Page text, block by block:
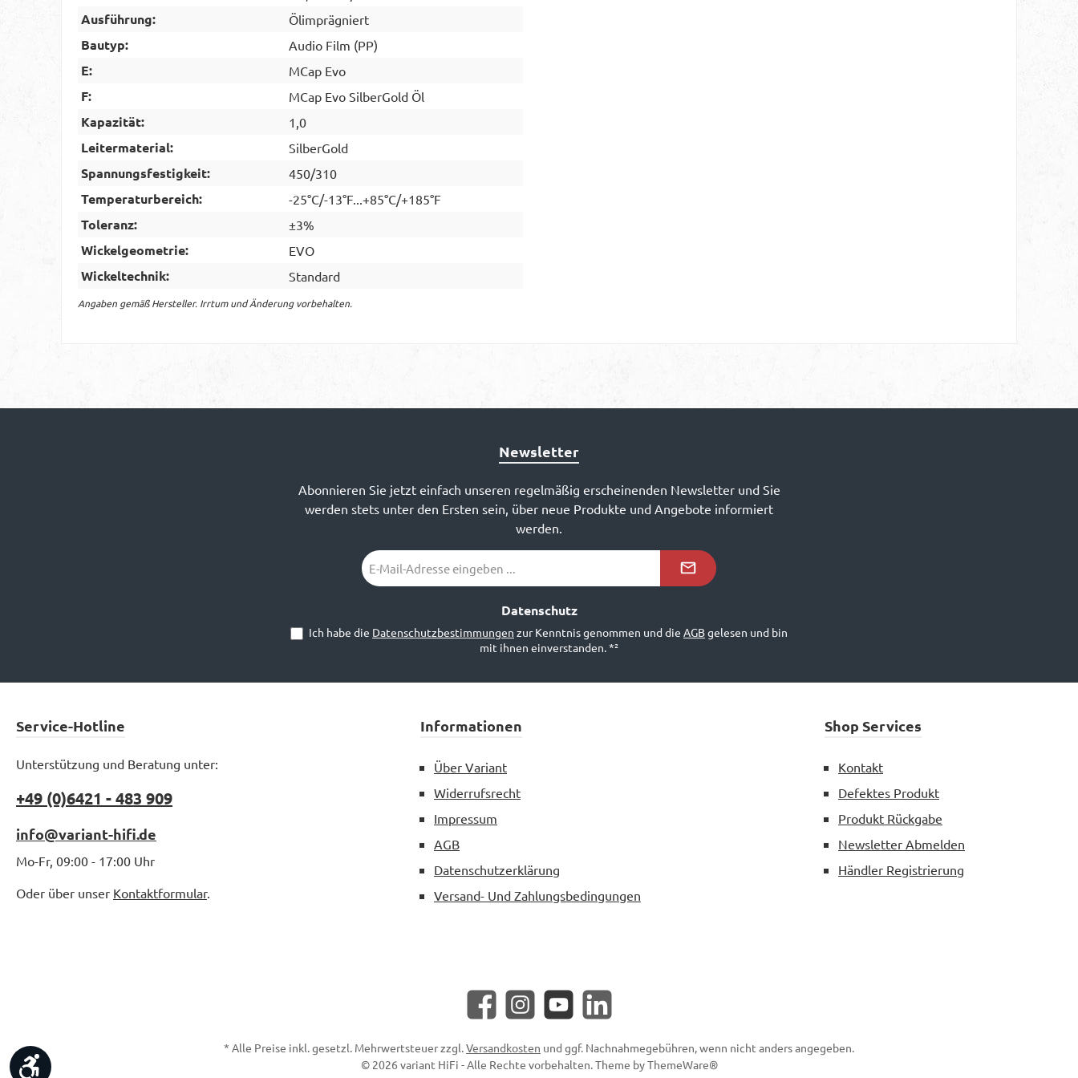
Ausführung: Ölimprägniert
Bautyp: Audio Film (PP)
E: MCap Evo
F: MCap Evo SilberGold Öl
Kapazität: 1,0
Leitermaterial: SilberGold
Spannungsfestigkeit: 450/310
Temperaturbereich: -25°C/-13°F...+85°C/+185°F
Toleranz: ±3%
Wickelgeometrie: EVO
Wickeltechnik: Standard
Angaben gemäß Hersteller. Irrtum und Änderung vorbehalten.
Newsletter
Abonnieren Sie jetzt einfach unseren regelmäßig erscheinenden Newsletter und Sie
werden stets unter den Ersten sein, über neue Produkte und Angebote informiert
werden.
E-
Mail-
Datenschutz
Ich habe die Datenschutzbestimmungen zur Kenntnis genommen und die AGBgelesen und bin
mit ihnen einverstanden.*²
Service-Hotline
Unterstützung und Beratung unter:
+49 (0)6421 - 483 909
info@variant-hifi.de
Mo-Fr, 09:00 - 17:00 Uhr
Oder über unser Kontaktformular.
Informationen
Über Variant
Widerrufsrecht
Impressum
AGB
Datenschutzerklärung
Versand- Und Zahlungsbedingungen
Shop Services
Kontakt
Defektes Produkt
Produkt Rückgabe
Newsletter Abmelden
Händler Registrierung
Facebook InstagramYouTube LinkedIn
* Alle Preise inkl. gesetzl. Mehrwertsteuer zzgl.Versandkosten und ggf. Nachnahmegebühren, wenn nicht anders angegeben.
© 2026 variant HiFi - Alle Rechte vorbehalten. Theme byThemeWare®
Werkzeugleiste anzeigen